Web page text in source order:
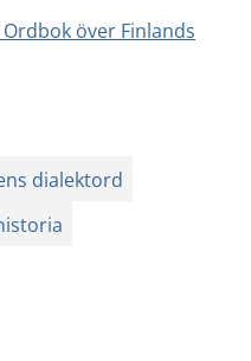
över Finlands
dialektord